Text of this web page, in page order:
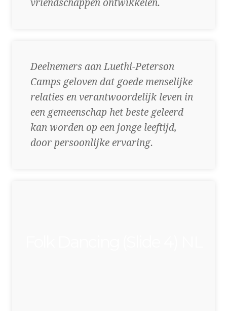
vriendschappen ontwikkelen.
Deelnemers aan Luethi-Peterson
Camps geloven dat goede menselijke
relaties en verantwoordelijk leven in
een gemeenschap het beste geleerd
kan worden op een jonge leeftijd,
door persoonlijke ervaring.